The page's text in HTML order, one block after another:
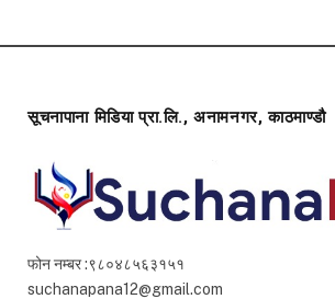
सूचनापाना मिडिया प्रा.लि., अनामनगर, काठमाण्डौ
फोन नम्बर :९८०४८५६३१५१
suchanapana12@gmail.com